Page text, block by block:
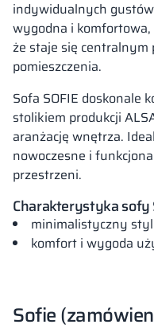
indywidualnych
wygodna i
że staje się
pomieszczenia.
Sofa SOFIE doskonale
stolikiem produkcji
aranżację wnętrza.
nowoczesne i
przestrzeni.
Charakterystyka sofy
minimalistyczny styl
komfort i wygoda
Sofie